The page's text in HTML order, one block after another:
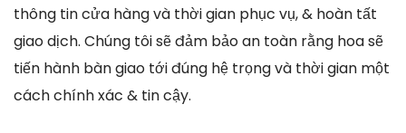
thông tin cửa hàng và thời gian phục vụ, & hoàn tất
giao dịch. Chúng tôi sẽ đảm bảo an toàn rằng hoa sẽ
tiến hành bàn giao tới đúng hệ trọng và thời gian một
cách chính xác & tin cậy.